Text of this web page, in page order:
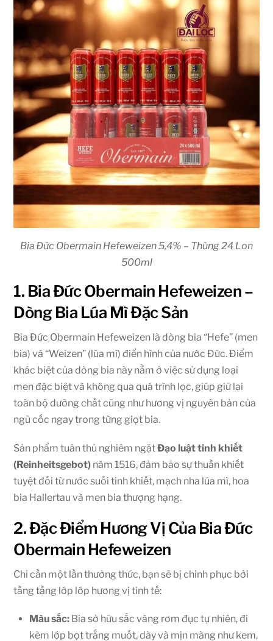
Bia Đức Obermain Hefeweizen 5,4% – Thùng 24 Lon
500ml
1. Bia Đức Obermain Hefeweizen –
Dòng Bia Lúa Mì Đặc Sản
Bia Đức Obermain Hefeweizen là dòng bia “Hefe” (men
bia) và “Weizen” (lúa mì) điển hình của nước Đức. Điểm
khác biệt của dòng bia này nằm ở việc sử dụng loại
men đặc biệt và không qua quá trình lọc, giúp giữ lại
toàn bộ dưỡng chất cũng như hương vị nguyên bản của
ngũ cốc ngay trong từng giọt bia.
Sản phẩm tuân thủ nghiêm ngặtĐạo luật tinh khiết
(Reinheitsgebot) năm 1516, đảm bảo sự thuần khiết
tuyệt đối từ nước suối tinh khiết, mạch nha lúa mì, hoa
bia Hallertau và men bia thượng hạng.
2. Đặc Điểm Hương Vị Của Bia Đức
Obermain Hefeweizen
Chỉ cần một lần thưởng thức, bạn sẽ bị chinh phục bởi
tầng tầng lớp lớp hương vị tinh tế:
Màu sắc: Bia sở hữu sắc vàng rơm đục tự nhiên, đi
kèm lớp bọt trắng muốt, dày và mịn màng như kem,